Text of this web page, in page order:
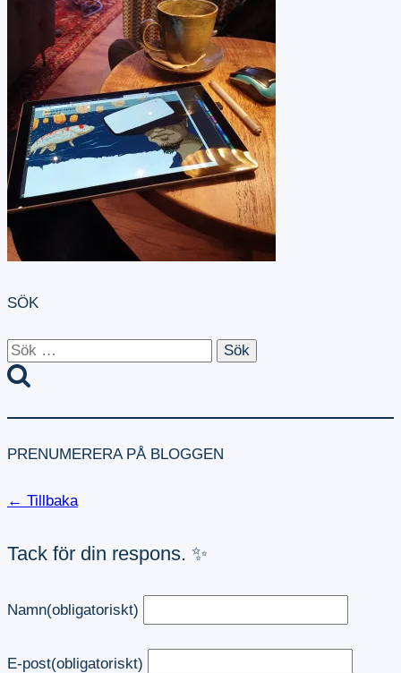
SÖK
Sök
efter:
PRENUMERERA PÅ BLOGGEN
← Tillbaka
Tack för din respons. ✨
Namn(obligatoriskt)
E-post(obligatoriskt)